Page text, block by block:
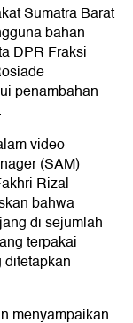
Sumatra Barat
bahan
DPR Fraksi
penambahan
video
(SAM)
Rizal
bahwa
di sejumlah
terpakai
menyampaikan